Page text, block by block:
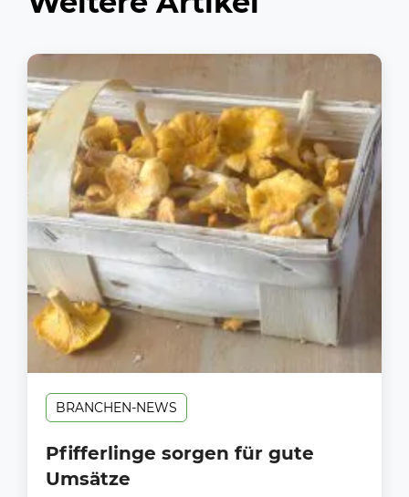
BRANCHEN-NEWS
Pfifferlinge sorgen für gute
Umsätze